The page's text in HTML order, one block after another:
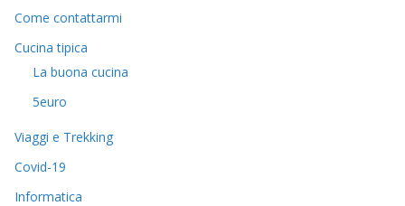
Come contattarmi
Cucina tipica
La buona cucina
5euro
Viaggi e Trekking
Covid-19
Informatica